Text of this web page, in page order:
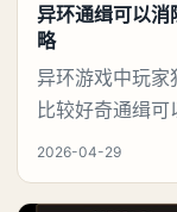
异环通缉可以消
略
异环游戏中玩家
比较好奇通缉
缉可以消除吗答
3星打赢后，会
2026-04-29